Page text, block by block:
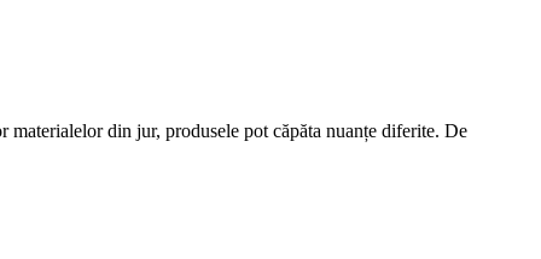
din jur, produsele pot căpăta nuanțe diferite. De